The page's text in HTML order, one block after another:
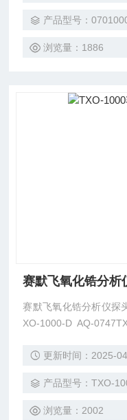
产品型号：
浏览量：1886
赛默飞氧化锆分析
赛默飞氧化锆分析仪探
XO-1000-D AQ-
00-I-V2 AQ-1084TXO-
更新时间：2025-
产品型号：TXO-
浏览量：2002